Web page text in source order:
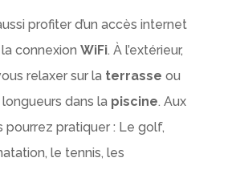
profiter d’un accès internet
connexion WiFi. À l’extérieur,
relaxer sur la terrasse ou
dans la piscine. Aux
pourrez pratiquer : Le golf,
le tennis, les